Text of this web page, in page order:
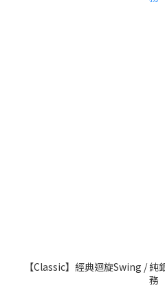
【Classic】經典迴旋Swing /
務